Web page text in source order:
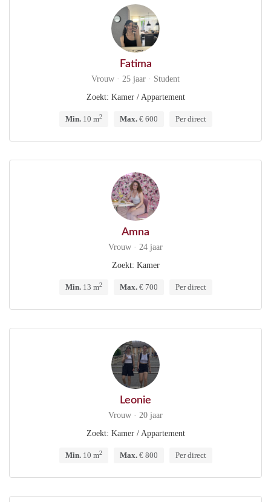
Fatima
Vrouw · 25 jaar · Student
Zoekt: Kamer / Appartement
Min.10 m2 Max.€ 600 Per direct
Amna
Vrouw · 24 jaar
Zoekt: Kamer
Min.13 m2 Max.€ 700 Per direct
Leonie
Vrouw · 20 jaar
Zoekt: Kamer / Appartement
Min.10 m2 Max.€ 800 Per direct